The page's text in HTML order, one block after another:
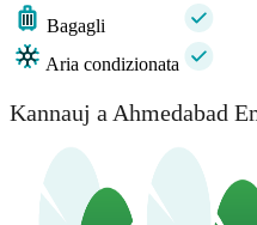
Bagagli
Aria condizionata
Kannauj a Ahmedabad